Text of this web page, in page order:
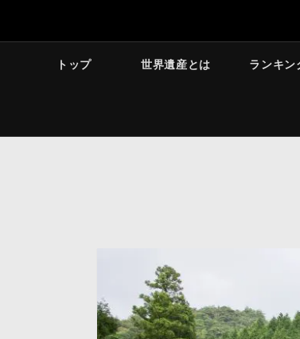
トップ 世界遺産とは ランキン